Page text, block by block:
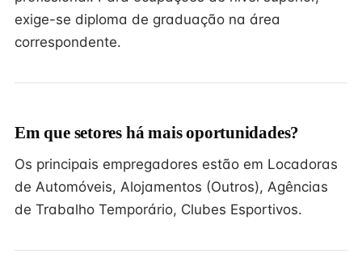
exige-se diploma de graduação na área
correspondente.
Em que setores há mais oportunidades?
Os principais empregadores estão em Locadoras
de Automóveis, Alojamentos (Outros), Agências
de Trabalho Temporário, Clubes Esportivos.